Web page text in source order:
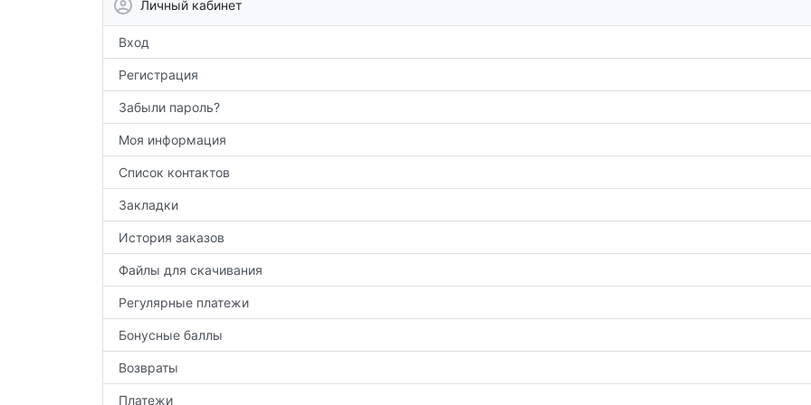
Личный кабинет
Вход
Регистрация
Забыли пароль?
Моя информация
Список контактов
Закладки
История заказов
Файлы для скачивания
Регулярные платежи
Бонусные баллы
Возвраты
Платежи